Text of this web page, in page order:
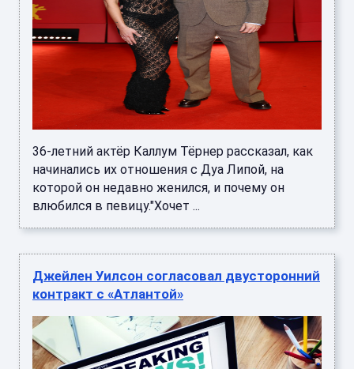
36-летний актёр Каллум Тёрнер рассказал, как
начинались их отношения с Дуа Липой, на
которой он недавно женился, и почему он
влюбился в певицу."Хочет ...
Джейлен Уилсон согласовал двусторонний
контракт с «Атлантой»